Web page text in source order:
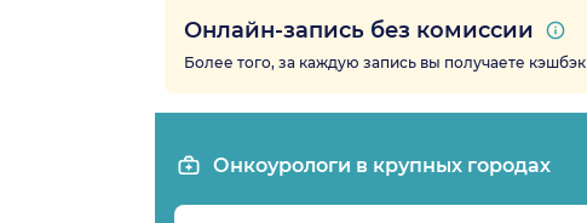
Онлайн-запись без комиссии
Более того, за каждую запись вы получаете кэшбэк
Онкоурологи в крупных городах